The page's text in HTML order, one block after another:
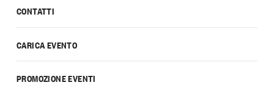
CONTATTI
CARICA EVENTO
PROMOZIONE EVENTI